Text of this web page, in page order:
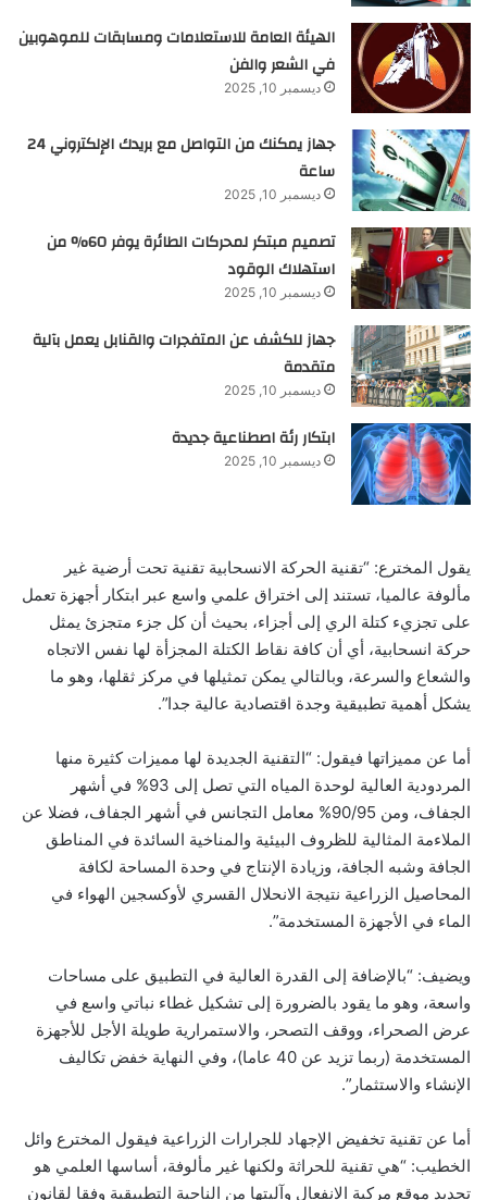
الهيئة العامة للاستعلامات ومسابقات للموهوبين
في الشعر والفن
ديسمبر 10, 2025
جهاز يمكنك من التواصل مع بريدك الإلكتروني 24
ساعة
ديسمبر 10, 2025
تصميم مبتكر لمحركات الطائرة يوفر 60% من
استهلاك الوقود
ديسمبر 10, 2025
جهاز للكشف عن المتفجرات والقنابل يعمل بآلية
متقدمة
ديسمبر 10, 2025
ابتكار رئة اصطناعية جديدة
ديسمبر 10, 2025
يقول المخترع: “تقنية الحركة الانسحابية تقنية تحت أرضية غير
مألوفة عالميا، تستند إلى اختراق علمي واسع عبر ابتكار أجهزة تعمل
على تجزيء كتلة الري إلى أجزاء، بحيث أن كل جزء متجزئ يمثل
حركة انسحابية، أي أن كافة نقاط الكتلة المجزأة لها نفس الاتجاه
والشعاع والسرعة، وبالتالي يمكن تمثيلها في مركز ثقلها، وهو ما
يشكل أهمية تطبيقية وجدة اقتصادية عالية جدا”.
أما عن مميزاتها فيقول: “التقنية الجديدة لها مميزات كثيرة منها
المردودية العالية لوحدة المياه التي تصل إلى 93% في أشهر
الجفاف، ومن 90/95% معامل التجانس في أشهر الجفاف، فضلا عن
الملاءمة المثالية للظروف البيئية والمناخية السائدة في المناطق
الجافة وشبه الجافة، وزيادة الإنتاج في وحدة المساحة لكافة
المحاصيل الزراعية نتيجة الانحلال القسري لأوكسجين الهواء في
الماء في الأجهزة المستخدمة”.
ويضيف: “بالإضافة إلى القدرة العالية في التطبيق على مساحات
واسعة، وهو ما يقود بالضرورة إلى تشكيل غطاء نباتي واسع في
عرض الصحراء، ووقف التصحر، والاستمرارية طويلة الأجل للأجهزة
المستخدمة (ربما تزيد عن 40 عاما)، وفي النهاية خفض تكاليف
الإنشاء والاستثمار”.
أما عن تقنية تخفيض الإجهاد للجرارات الزراعية فيقول المخترع وائل
الخطيب: “هي تقنية للحراثة ولكنها غير مألوفة، أساسها العلمي هو
تحديد موقع مركبة الانفعال وآليتها من الناحية التطبيقية وفقا لقانون